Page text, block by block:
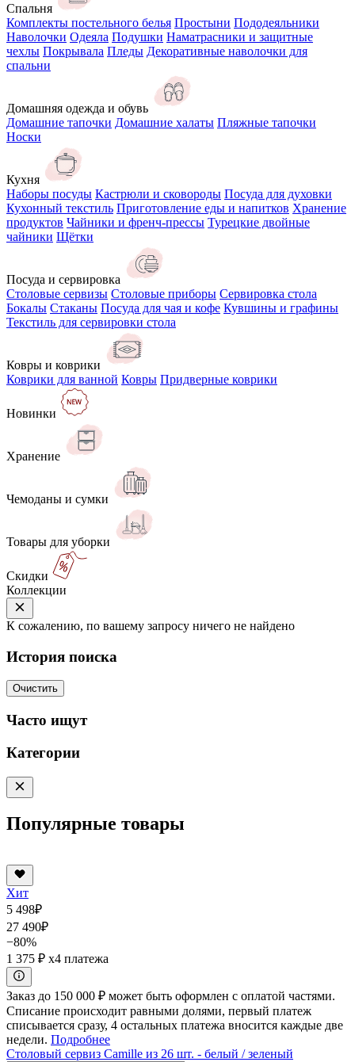
Спальня
Комплекты постельного белья Простыни Пододеяльники
Наволочки Одеяла Подушки Наматрасники и защитные
чехлы Покрывала Пледы Декоративные наволочки для
спальни
Домашняя одежда и обувь
Домашние тапочки Домашние халаты Пляжные тапочки
Носки
Кухня
Наборы посуды Кастрюли и сковороды Посуда для духовки
Кухонный текстиль Приготовление еды и напитков Хранение
продуктов Чайники и френч-прессы Турецкие двойные
чайники Щётки
Посуда и сервировка
Столовые сервизы Столовые приборы Сервировка стола
Бокалы Стаканы Посуда для чая и кофе Кувшины и графины
Текстиль для сервировки стола
Ковры и коврики
Коврики для ванной Ковры Придверные коврики
Новинки
Хранение
Чемоданы и сумки
Товары для уборки
Скидки
Коллекции
К сожалению, по вашему запросу ничего не найдено
История поиска
Очистить
Часто ищут
Категории
Популярные товары
Хит
5 498₽
27 490₽
−80%
1 375 ₽ x4 платежа
Заказ до 150 000 ₽ может быть оформлен с оплатой частями.
Списание происходит равными долями, первый платеж
списывается сразу, 4 остальных платежа вносится каждые две
недели. Подробнее
Столовый сервиз Camille из 26 шт. - белый / зеленый